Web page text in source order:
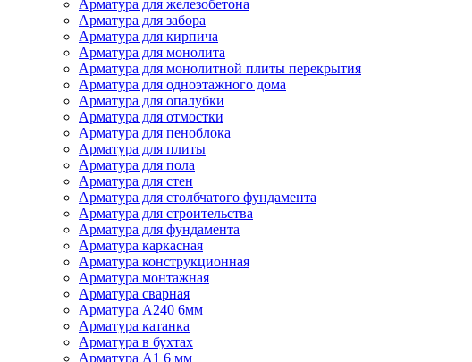
Арматура для железобетона
Арматура для забора
Арматура для кирпича
Арматура для монолита
Арматура для монолитной плиты перекрытия
Арматура для одноэтажного дома
Арматура для опалубки
Арматура для отмостки
Арматура для пеноблока
Арматура для плиты
Арматура для пола
Арматура для стен
Арматура для столбчатого фундамента
Арматура для строительства
Арматура для фундамента
Арматура каркасная
Арматура конструкционная
Арматура монтажная
Арматура сварная
Арматура А240 6мм
Арматура катанка
Арматура в бухтах
Арматура А1 6 мм